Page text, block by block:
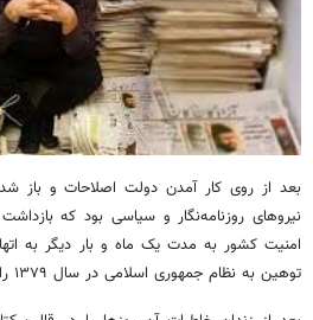
بعد از روی کار آمدن دولت اصلاحات و باز
امنیت کشور به مدت یک ماه و بار دیگر به
توهین به نظام جمهوری اسلامی در سال ۱۳۷۹ راهی زندان اوین شد.